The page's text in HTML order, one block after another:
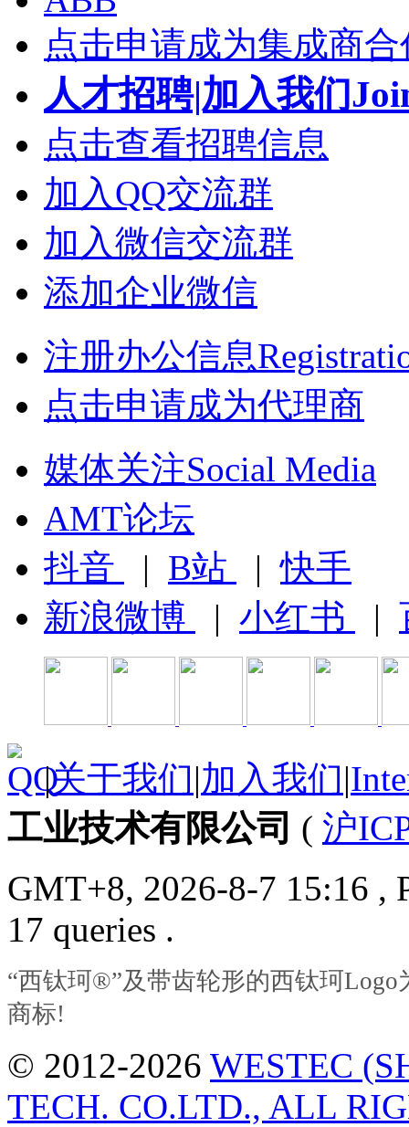
点击申请成为集成商
人才招聘|加入我们
点击查看招聘信息
加入QQ交流群
加入微信交流群
添加企业微信
注册办公信息
点击申请成为代理商
媒体关注Social Media
AMT论坛
抖音
| B站 |快手
新浪微博
| 小红书 |
|关于我们|加入我们|
工业技术有限公司 ( 沪
GMT+8, 2026-8-7 15:16 ,
17 queries .
“西钛珂®”及带齿轮形的西钛珂
商标!
© 2012-2026 WESTEC
TECH. CO.LTD., ALL